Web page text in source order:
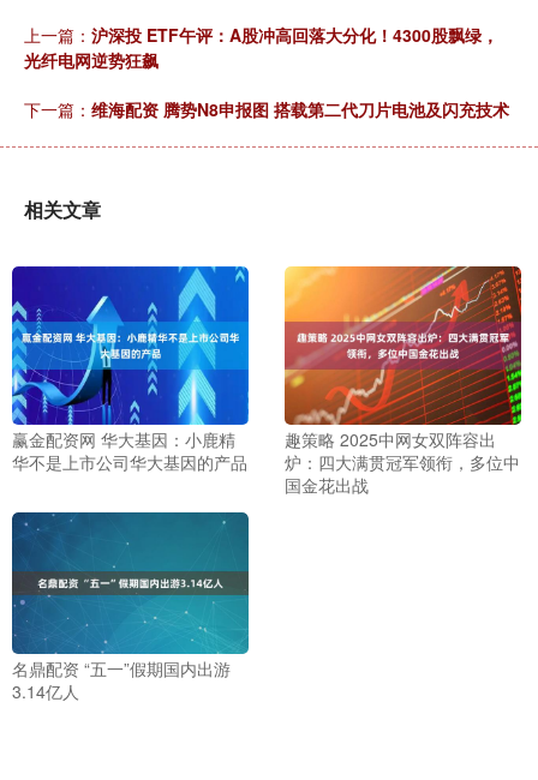
上一篇： 沪深投 ETF午评：A股冲高回落大分化！4300股飘绿，
光纤电网逆势狂飙
下一篇： 维海配资 腾势N8申报图 搭载第二代刀片电池及闪充技术
相关文章
赢金配资网 华大基因：小鹿精
华不是上市公司华大基因的产品
趣策略 2025中网女双阵容出
炉：四大满贯冠军领衔，多位中
国金花出战
名鼎配资 “五一”假期国内出游
3.14亿人